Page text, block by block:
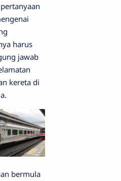
harus
jawab
kereta di
bermula